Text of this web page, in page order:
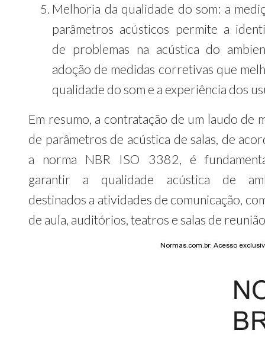
Melhoria da qualidade do som: a
parâmetros acústicos permite a
de problemas na acústica do
adoção de medidas corretivas que
qualidade do som e a experiência dos
Em resumo, a contratação de um laudo de
de parâmetros de acústica de salas, de
a norma NBR ISO 3382, é
garantir a qualidade acústica de
destinados a atividades de comunicação,
de aula, auditórios, teatros e salas de